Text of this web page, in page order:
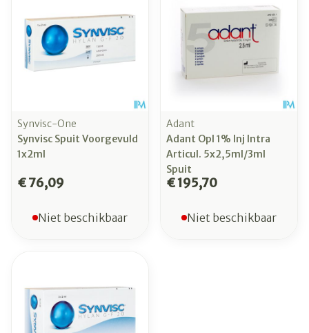
Synvisc-One
Synvisc Spuit Voorgevuld
1x2ml
€ 76,09
Niet beschikbaar
Adant
Adant Opl 1% Inj Intra
Articul. 5x2,5ml/3ml
Spuit
€ 195,70
Niet beschikbaar